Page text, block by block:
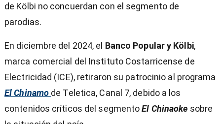
de Kölbi no concuerdan con el segmento de
parodias.
En diciembre del 2024, el Banco Popular y Kölbi,
marca comercial del Instituto Costarricense de
Electricidad (ICE), retiraron su patrocinio al programa
El Chinamo de Teletica, Canal 7, debido a los
contenidos críticos del segmentoEl Chinaoke sobre